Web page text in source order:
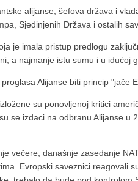
alijanse, šefova država i
Sjedinjenih Država i ostalih
je imala pristup predlogu
a najmanje istu sumu i u idućoj
Alijanse biti princip "jače
su ponovljenoj kritici
se izdaci na odbranu Alijanse
večere, današnje zasedanje
Evropski saveznici reagovali